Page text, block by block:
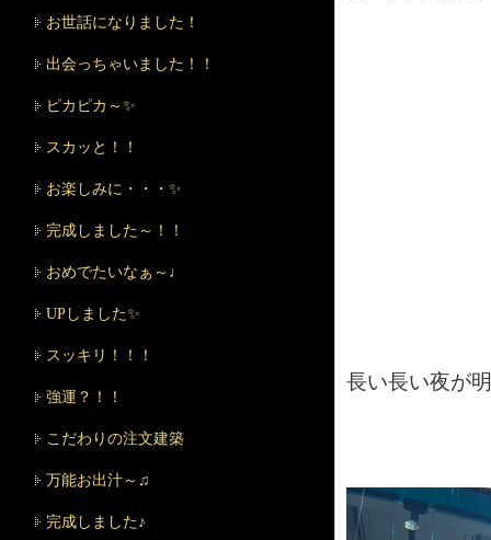
長い長い夜が
お世話になりました！
出会っちゃいました！！
ピカピカ～✨
スカッと！！
お楽しみに・・・✨
完成しました～！！
おめでたいなぁ～♩
UPしました✨
スッキリ！！！
強運？！！
こだわりの注文建築
万能お出汁～♫
完成しました♪